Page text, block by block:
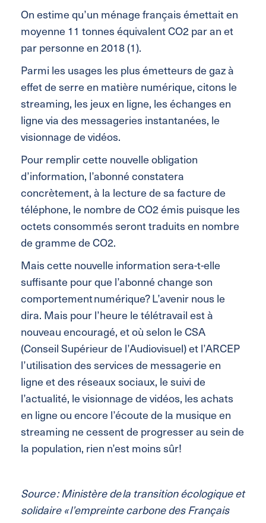
On estime qu’un ménage français émettait en
moyenne 11 tonnes équivalent CO2 par an et
par personne en 2018 (1).
Parmi les usages les plus émetteurs de gaz à
effet de serre en matière numérique, citons le
streaming, les jeux en ligne, les échanges en
ligne via des messageries instantanées, le
visionnage de vidéos.
Pour remplir cette nouvelle obligation
d’information, l’abonné constatera
concrètement, à la lecture de sa facture de
téléphone, le nombre de CO2 émis puisque les
octets consommés seront traduits en nombre
de gramme de CO2.
Mais cette nouvelle information sera-t-elle
suffisante pour que l’abonné change son
comportement numérique? L’avenir nous le
dira. Mais pour l’heure le télétravail est à
nouveau encouragé, et où selon le CSA
(Conseil Supérieur de l’Audiovisuel) et l’ARCEP
l’utilisation des services de messagerie en
ligne et des réseaux sociaux, le suivi de
l’actualité, le visionnage de vidéos, les achats
en ligne ou encore l’écoute de la musique en
streaming ne cessent de progresser au sein de
la population, rien n’est moins sûr!
Source : Ministère de la transition écologique et
solidaire « l’empreinte carbone des Français